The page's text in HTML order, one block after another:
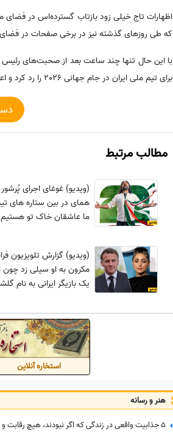
اظهارات تاج خیلی زود بازتاب گسترده‌اس در
که طی روزهای گذشته نیز در برخی صفحات در
با این حال تنها چند ساعت بعد از صحبت‌های
برای تیم ملی ایران در جام جهانی 2026 را رد کرد و اعلام کرد مطالب منتشرشده در این خصوص صحت ندارد.
مطالب مرتبط
(ویدیو) غوغای اجرای
همای در بین ستاره های
ما عاشقان خاک تو
(ویدیو) گزارش تلویزیون
مکرون به او سیلی زد چون
یک بازیگر ایرانی به نام
استخاره آنلاین
هنر و رسانه